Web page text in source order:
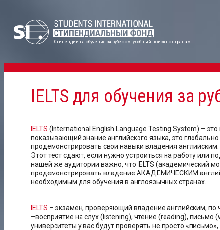
Стипендии на обучение за рубежом: удобный поиск по странам
IELTS для обучения за
IELTS (International English Language Testing System) –
показывающий знание английского языка, это
продемонстрировать свои навыки владения английским.
Этот тест сдают, если нужно устроиться на работу или
нашей же аудитории важно, что IELTS (академический
продемонстрировать владение АКАДЕМИЧЕСКИМ
необходимым для обучения в англоязычных странах.
IELTS – экзамен, проверяющий владение английским,
–восприятие на слух (listening), чтение (reading), письмо
университеты у вас будут проверять не просто